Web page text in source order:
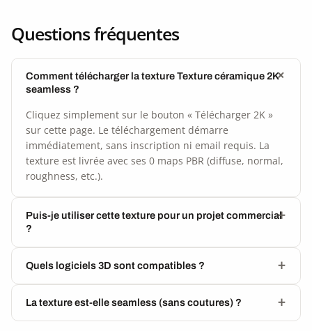
Questions fréquentes
Comment télécharger la texture Texture céramique 2K
seamless ?
Cliquez simplement sur le bouton « Télécharger 2K »
sur cette page. Le téléchargement démarre
immédiatement, sans inscription ni email requis. La
texture est livrée avec ses 0 maps PBR (diffuse, normal,
roughness, etc.).
Puis-je utiliser cette texture pour un projet commercial
?
Quels logiciels 3D sont compatibles ?
La texture est-elle seamless (sans coutures) ?